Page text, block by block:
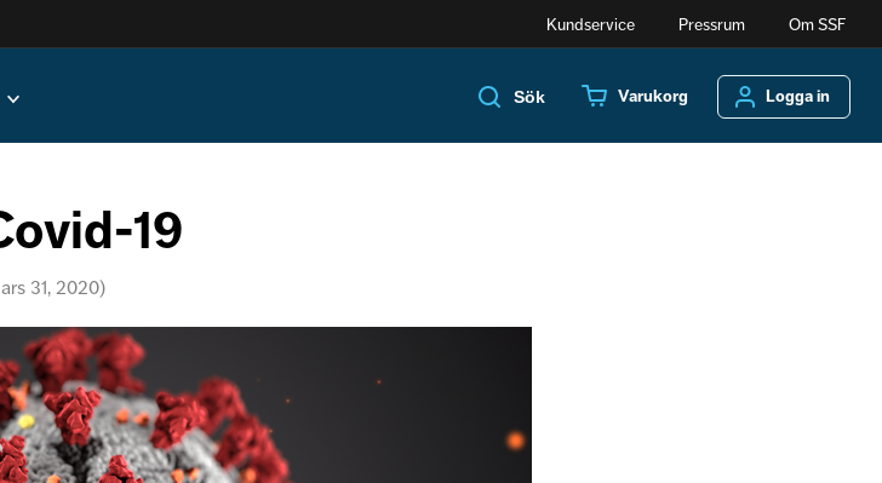
Kundservice Pressrum Om SSF
Sök Varukorg Logga in
19
31, 2020)